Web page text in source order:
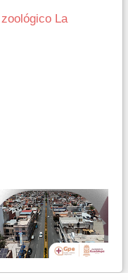
La